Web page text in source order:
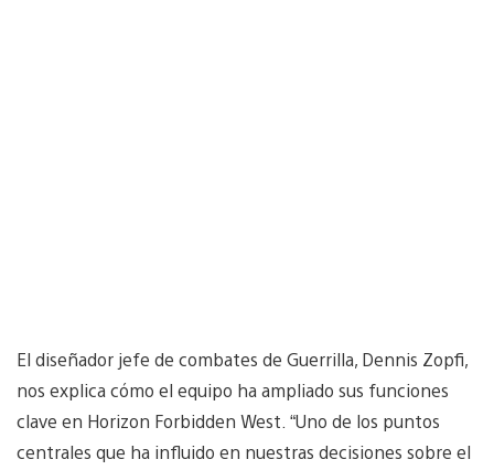
El diseñador jefe de combates de Guerrilla, Dennis Zopfi,
nos explica cómo el equipo ha ampliado sus funciones
clave en Horizon Forbidden West. “Uno de los puntos
centrales que ha influido en nuestras decisiones sobre el